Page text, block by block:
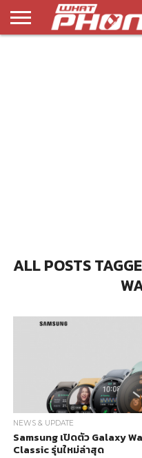
ALL POSTS
NEWS & UPDATE
Samsung เปิดตัว Galaxy
Classic รุ่นใหม่ล่าสุด